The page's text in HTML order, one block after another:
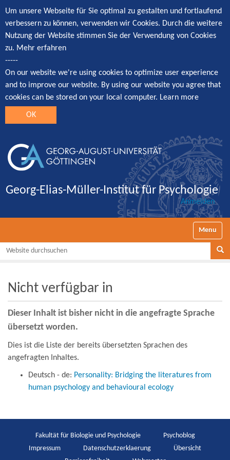
Um unsere Webseite für Sie optimal zu gestalten und fortlaufend
verbessern zu können, verwenden wir Cookies. Durch die weitere
Nutzung der Website stimmen Sie der Verwendung von Cookies
zu. Mehr erfahren
-----
On our website we're using cookies to optimize user experience
and to improve our website. By using our website you agree that
cookies can be stored on your local computer. Learn more
OK
Georg-Elias-Müller-Institut für Psychologie
Anmelden
Website durchsuchen
Nicht verfügbar in
Dieser Inhalt ist bisher nicht in die angefragte Sprache
übersetzt worden.
Dies ist die Liste der bereits übersetzten Sprachen des
angefragten Inhaltes.
Deutsch - de: Personality: Bridging the literatures from
human psychology and behavioural ecology
Fakultät für Biologie und Psychologie
Psychoblog
Impressum
Datenschutzerklaerung
Übersicht